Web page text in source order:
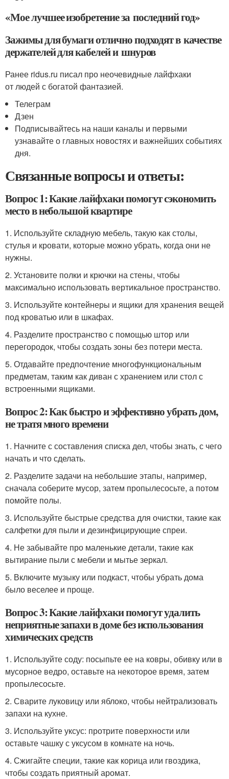
«Мое лучшее изобретение за последний год»
Зажимы для бумаги отлично подходят в качестве
держателей для кабелей и шнуров
Ранее ridus.ru писал про неочевидные лайфхаки
от людей с богатой фантазией.
Телеграм
Дзен
Подписывайтесь на наши каналы и первыми
узнавайте о главных новостях и важнейших событиях
дня.
Связанные вопросы и ответы:
Вопрос 1: Какие лайфхаки помогут сэкономить
место в небольшой квартире
1. Используйте складную мебель, такую как столы,
стулья и кровати, которые можно убрать, когда они не
нужны.
2. Установите полки и крючки на стены, чтобы
максимально использовать вертикальное пространство.
3. Используйте контейнеры и ящики для хранения вещей
под кроватью или в шкафах.
4. Разделите пространство с помощью штор или
перегородок, чтобы создать зоны без потери места.
5. Отдавайте предпочтение многофункциональным
предметам, таким как диван с хранением или стол с
встроенными ящиками.
Вопрос 2: Как быстро и эффективно убрать дом,
не тратя много времени
1. Начните с составления списка дел, чтобы знать, с чего
начать и что сделать.
2. Разделите задачи на небольшие этапы, например,
сначала соберите мусор, затем пропылесосьте, а потом
помойте полы.
3. Используйте быстрые средства для очистки, такие как
салфетки для пыли и дезинфицирующие спреи.
4. Не забывайте про маленькие детали, такие как
вытирание пыли с мебели и мытье зеркал.
5. Включите музыку или подкаст, чтобы убрать дома
было веселее и проще.
Вопрос 3: Какие лайфхаки помогут удалить
неприятные запахи в доме без использования
химических средств
1. Используйте соду: посыпьте ее на ковры, обивку или в
мусорное ведро, оставьте на некоторое время, затем
пропылесосьте.
2. Сварите луковицу или яблоко, чтобы нейтрализовать
запахи на кухне.
3. Используйте уксус: протрите поверхности или
оставьте чашку с уксусом в комнате на ночь.
4. Сжигайте специи, такие как корица или гвоздика,
чтобы создать приятный аромат.